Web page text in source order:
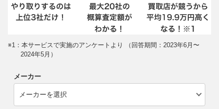
※1：本サービスで実施のアンケートより （回答期間：2023年6月〜
2024年5月）
メーカー